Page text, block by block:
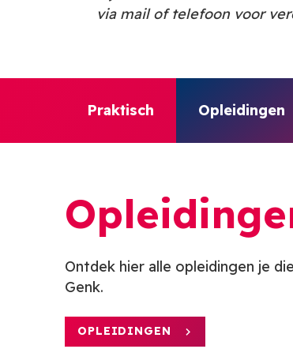
via mail of telefoon voor
Praktisch Opleidingen
Ontdek hier alle opleidingen je
Genk.
OPLEIDINGEN